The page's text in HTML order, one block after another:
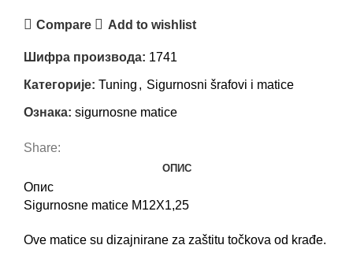
Compare Add to wishlist
Шифра производа: 1741
Категорије: Tuning , Sigurnosni šrafovi i matice
Ознака: sigurnosne matice
Share:
ОПИС
Опис
Sigurnosne matice M12X1,25
Ove matice su dizajnirane za zaštitu točkova od krađe.